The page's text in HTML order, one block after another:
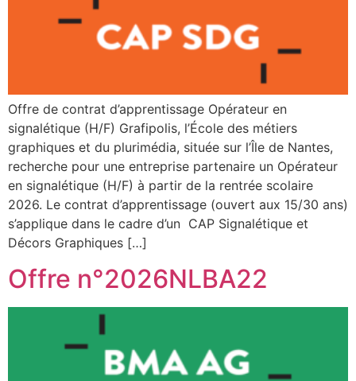
Offre de contrat d’apprentissage Opérateur en
signalétique (H/F) Grafipolis, l’École des métiers
graphiques et du plurimédia, située sur l’Île de Nantes,
recherche pour une entreprise partenaire un Opérateur
en signalétique (H/F) à partir de la rentrée scolaire
2026. Le contrat d’apprentissage (ouvert aux 15/30 ans)
s’applique dans le cadre d’un CAP Signalétique et
Décors Graphiques […]
Offre n°2026NLBA22